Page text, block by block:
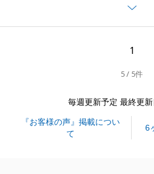
けくださいませ。今後ともよろ
す。
閉じる
1
5 / 5件
毎週更新予定 最終更
『お客様の声』掲載につい
て
6